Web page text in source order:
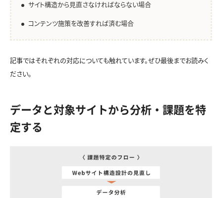
サイト構造から見直さなければならない場合
コンテンツ施策を改善すれば済む場合
記事ではそれぞれの対応についても触れています。ぜひ最後までお読みく
ださい。
データと対象サイトから分析・課題を特
定する